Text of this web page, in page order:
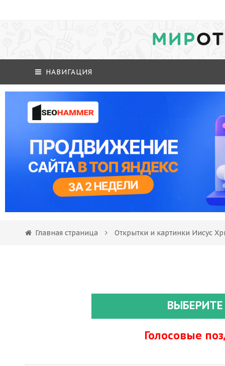
МИР
НАВИГАЦИЯ
Главная страница Открытки и картинки Иисус
Голосовые